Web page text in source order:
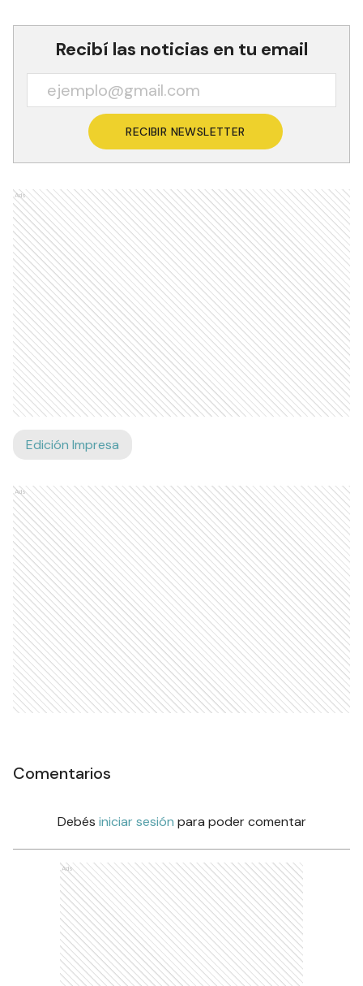
Recibí las noticias en tu email
RECIBIR NEWSLETTER
Ads
Edición Impresa
Ads
Comentarios
Debés iniciar sesión para poder comentar
Ads